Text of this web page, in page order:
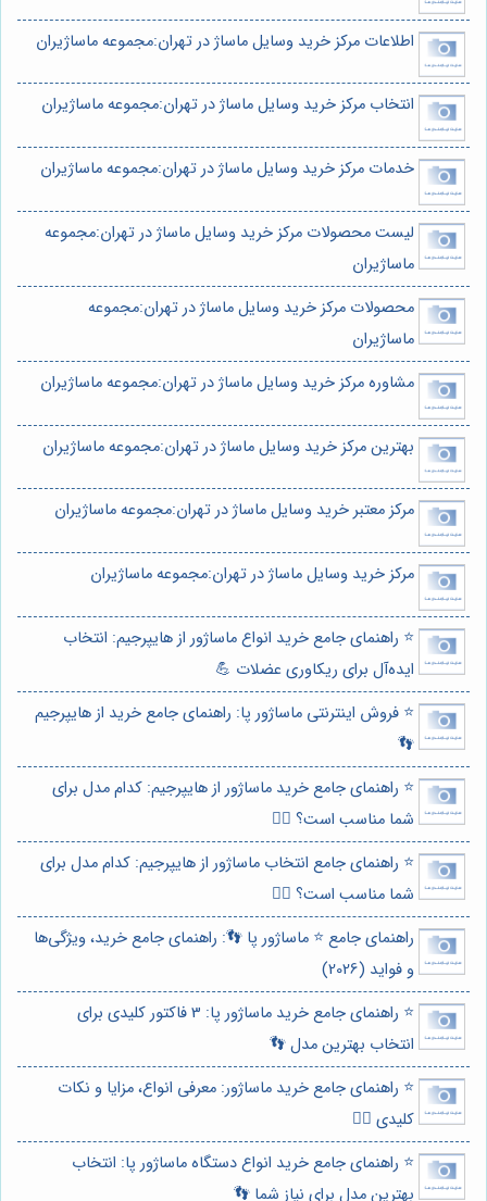
اطلاعات مرکز خرید وسایل ماساژ در تهران:مجموعه ماساژیران
انتخاب مرکز خرید وسایل ماساژ در تهران:مجموعه ماساژیران
خدمات مرکز خرید وسایل ماساژ در تهران:مجموعه ماساژیران
لیست محصولات مرکز خرید وسایل ماساژ در تهران:مجموعه
ماساژیران
محصولات مرکز خرید وسایل ماساژ در تهران:مجموعه
ماساژیران
مشاوره مرکز خرید وسایل ماساژ در تهران:مجموعه ماساژیران
بهترین مرکز خرید وسایل ماساژ در تهران:مجموعه ماساژیران
مرکز معتبر خرید وسایل ماساژ در تهران:مجموعه ماساژیران
مرکز خرید وسایل ماساژ در تهران:مجموعه ماساژیران
⭐️ راهنمای جامع خرید انواع ماساژور از هایپرجیم: انتخاب
ایده‌آل برای ریکاوری عضلات 💪
⭐️ فروش اینترنتی ماساژور پا: راهنمای جامع خرید از هایپرجیم
👣
⭐️ راهنمای جامع خرید ماساژور از هایپرجیم: کدام مدل برای
شما مناسب است؟ 🏋️‍♂️
⭐️ راهنمای جامع انتخاب ماساژور از هایپرجیم: کدام مدل برای
شما مناسب است؟ 💆‍♂️
راهنمای جامع ⭐️ ماساژور پا 👣: راهنمای جامع خرید، ویژگی‌ها
و فواید (2026)
⭐️ راهنمای جامع خرید ماساژور پا: 3 فاکتور کلیدی برای
انتخاب بهترین مدل 👣
⭐️ راهنمای جامع خرید ماساژور: معرفی انواع، مزایا و نکات
کلیدی 💆‍♂️
⭐️ راهنمای جامع خرید انواع دستگاه ماساژور پا: انتخاب
بهترین مدل برای نیاز شما 👣